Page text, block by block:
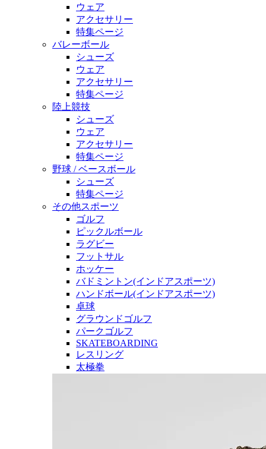
ウェア
アクセサリー
特集ページ
バレーボール
シューズ
ウェア
アクセサリー
特集ページ
陸上競技
シューズ
ウェア
アクセサリー
特集ページ
野球 / ベースボール
シューズ
特集ページ
その他スポーツ
ゴルフ
ピックルボール
ラグビー
フットサル
ホッケー
バドミントン(インドアスポーツ)
ハンドボール(インドアスポーツ)
卓球
グラウンドゴルフ
パークゴルフ
SKATEBOARDING
レスリング
太極拳